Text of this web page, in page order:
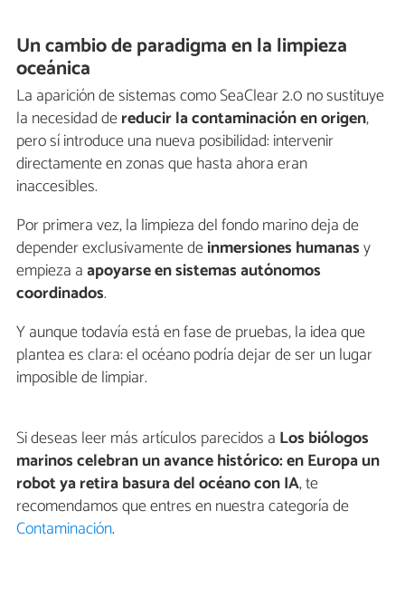
Un cambio de paradigma en la limpieza
oceánica
La aparición de sistemas como SeaClear 2.0 no sustituye
la necesidad dereducir la contaminación en origen,
pero sí introduce una nueva posibilidad: intervenir
directamente en zonas que hasta ahora eran
inaccesibles.
Por primera vez, la limpieza del fondo marino deja de
depender exclusivamente deinmersiones humanasy
empieza aapoyarse en sistemas autónomos
coordinados.
Y aunque todavía está en fase de pruebas, la idea que
plantea es clara: el océano podría dejar de ser un lugar
imposible de limpiar.
Si deseas leer más artículos parecidos a Los biólogos
marinos celebran un avance histórico: en Europa un
robot ya retira basura del océano con IA, te
recomendamos que entres en nuestra categoría de
Contaminación.